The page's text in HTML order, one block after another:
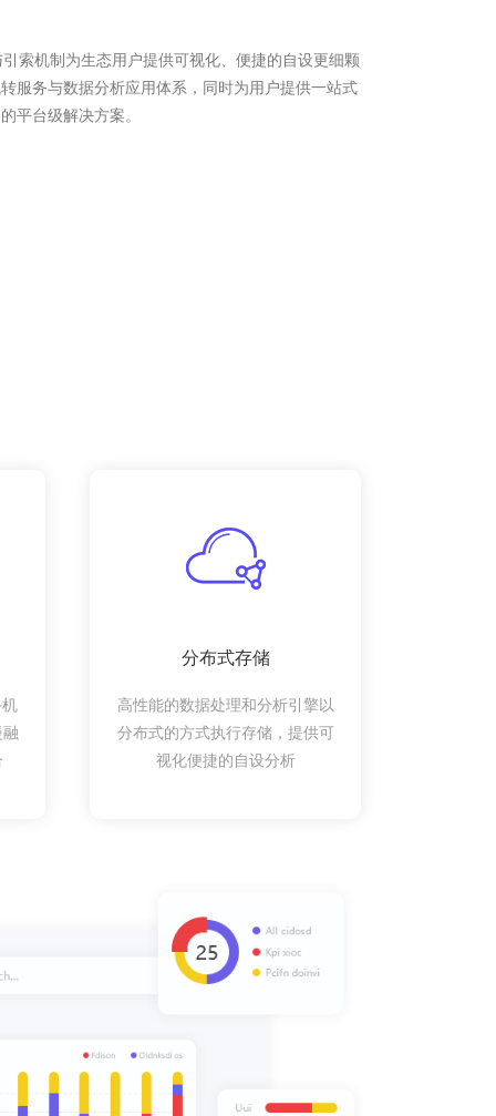
索机制为生态用户提供可视化、便捷的自设更细颗
服务与数据分析应用体系，同时为用户提供一站式
平台级解决方案。
分布式存储
高性能的数据处理和分析引擎以
分布式的方式执行存储，提供可
视化便捷的自设分析